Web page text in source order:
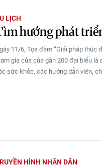
LỊCH
hướng phát
11/6, Tọa đàm “Giải pháp thúc
gia của của gần 200 đại biểu
sức khỏe, các hướng dẫn viên,
HÌNH NHÂN DÂN